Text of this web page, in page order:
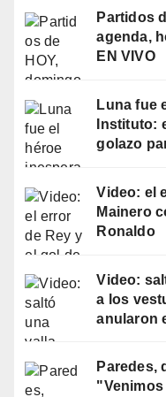
Partidos
agenda,
EN VIVO
Luna fue
Instituto:
golazo
Video: el
Mainero
Ronaldo
Video:
a los
anularon
Paredes,